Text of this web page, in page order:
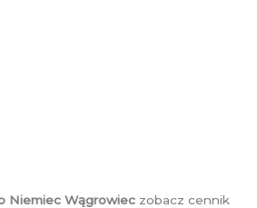
Niemiec Wągrowiec zobacz cennik